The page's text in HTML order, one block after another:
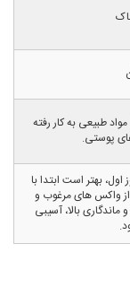
طبیعی به کار رفته
پوستی.
بهتر است ابتدا با
واکس های مرغوب و
بالا، آسیبی